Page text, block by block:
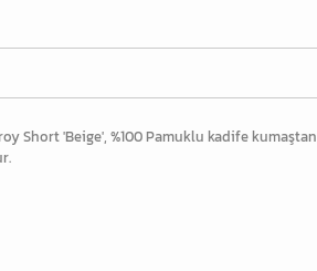
Short 'Beige', %100 Pamuklu kadife kumaştan